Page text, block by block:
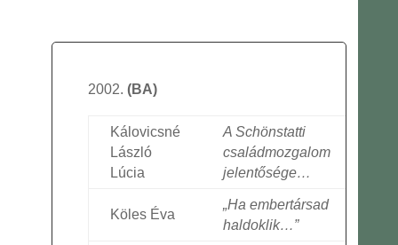
(BA)
Kálovicsné
László
Lúcia
A Schönstatti
családmozgalom
jelentősége…
Köles Éva
„Ha embertársad
haldoklik…”